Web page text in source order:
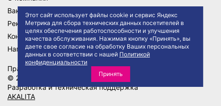
Этот сайт использует файлы cookie и сервис Яндекс
Метрика для сбора технических данных посетителей в
целях обеспечения работоспособности и улучшения
качества обслуживания. Нажимая кнопку «Принять», вы
даете свое согласие на обработку Ваших персональных
данных в соответствии с нашей Политикой
конфиденциальности
Принять
Вакансии
Реквизиты
Контакты
Написать директору
Правила сайта
Политика конфиденциальности
© 2026 АО "ТД ТРАКТ"
Разработка и техническая поддержка
AKALITA